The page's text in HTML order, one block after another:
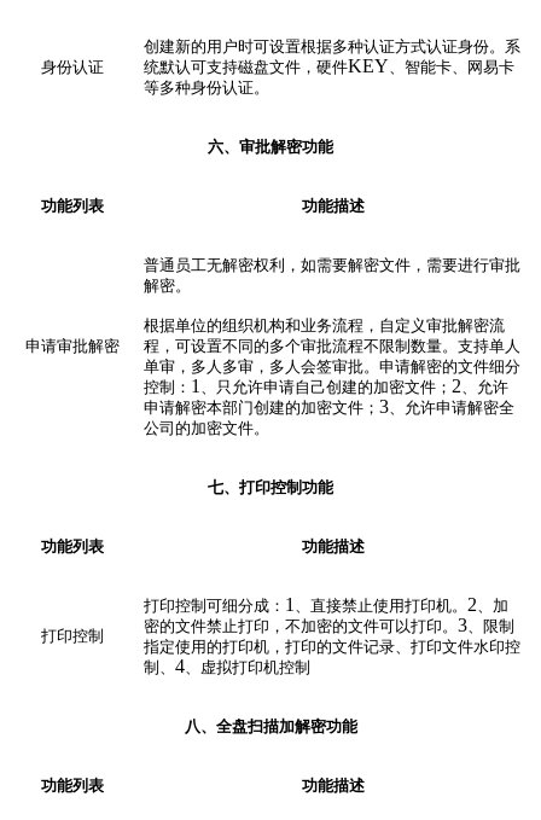
身份认证
创建新的用户时可设置根据多种认证方式认证身份。系
统默认可支持磁盘文件，硬件KEY、智能卡、网易卡
等多种身份认证。
六、审批解密功能
功能列表 功能描述
申请审批解密
普通员工无解密权利，如需要解密文件，需要进行审批
解密。
根据单位的组织机构和业务流程，自定义审批解密流
程，可设置不同的多个审批流程不限制数量。支持单人
单审，多人多审，多人会签审批。申请解密的文件细分
控制： 1、只允许申请自己创建的加密文件； 2、允许
申请解密本部门创建的加密文件； 3、允许申请解密全
公司的加密文件。
七、打印控制 功能
功能列表 功能描述
打印控制
打印控制可细分成： 1、直接禁止使用打印机。 2、加
密的文件禁止打印，不加密的文件可以打印。 3、限制
指定使用的打印机，打印的文件记录、打印文件水印控
制、 4、虚拟打印机控制
八、全盘扫描加解密功能
功能列表 功能描述